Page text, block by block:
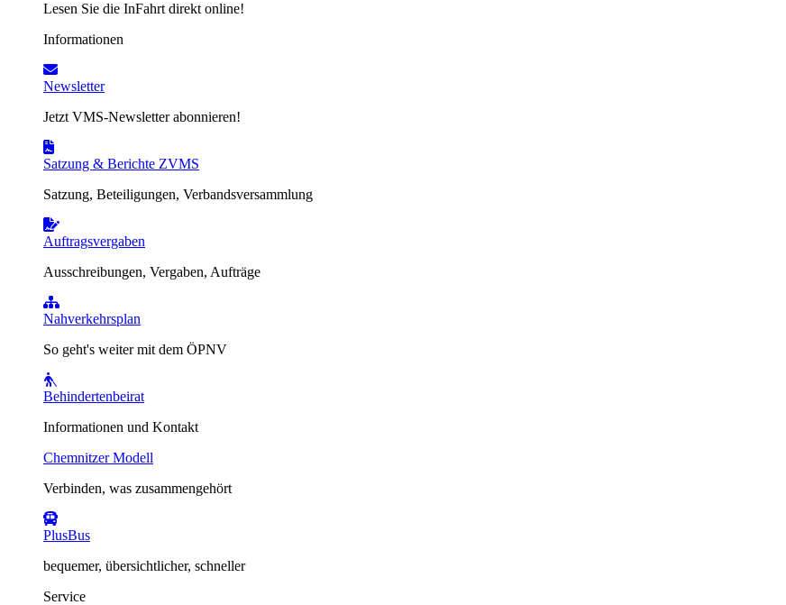
Lesen Sie die InFahrt direkt online!
Informationen
Newsletter
Jetzt VMS-Newsletter abonnieren!
Satzung & Berichte ZVMS
Satzung, Beteiligungen, Verbandsversammlung
Auftragsvergaben
Ausschreibungen, Vergaben, Aufträge
Nahverkehrsplan
So geht's weiter mit dem ÖPNV
Behindertenbeirat
Informationen und Kontakt
Chemnitzer Modell
Verbinden, was zusammengehört
PlusBus
bequemer, übersichtlicher, schneller
Service